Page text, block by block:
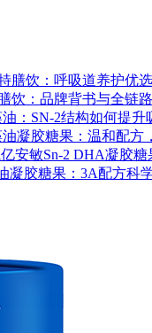
膳饮：呼吸道养护优
饮：品牌背书与全链
：SN-2结构如何提升
凝胶糖果：温和配方
安敏Sn-2 DHA凝胶糖
凝胶糖果：3A配方科